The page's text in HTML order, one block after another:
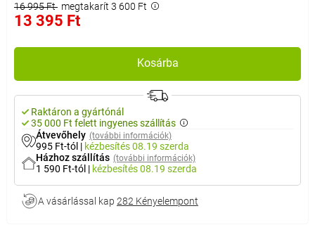
16 995 Ft megtakarít 3 600 Ft
13 395 Ft
Kosárba
Raktáron a gyártónál
35 000 Ft felett ingyenes szállítás
Átvevőhely (további információk)
995 Ft-tól | kézbesítés08.19 szerda
Házhoz szállítás (további információk)
1 590 Ft-tól | kézbesítés08.19 szerda
A vásárlással kap 282 Kényelempont